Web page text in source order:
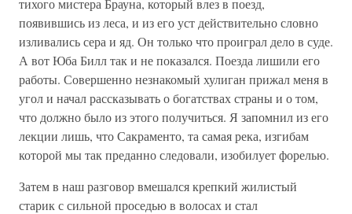
тихого мистера Брауна, который влез в поезд,
появившись из леса, и из его уст действительно словно
изливались сера и яд. Он только что проиграл дело в суде.
А вот Юба Билл так и не показался. Поезда лишили его
работы. Совершенно незнакомый хулиган прижал меня в
угол и начал рассказывать о богатствах страны и о том,
что должно было из этого получиться. Я запомнил из его
лекции лишь, что Сакраменто, та самая река, изгибам
которой мы так преданно следовали, изобилует форелью.
Затем в наш разговор вмешался крепкий жилистый
старик с сильной проседью в волосах и стал